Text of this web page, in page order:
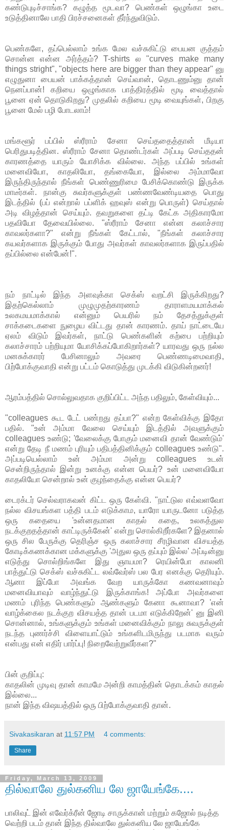
கண்டுபுடிச்சாங்க? கழுத்த மூடவா? பெண்கள் ஒழுங்கா உடை
உடுத்தினாலே பாதி பிரச்சனைகள் தீர்ந்துவிடும்.
பெண்களே, தப்பெல்லாம் உங்க மேல வச்சுகிட்டு பையன குத்தம்
சொன்ன என்ன அர்த்தம்? T-shirts ல "curves make many
things stright", "objects here are bigger than they appear" னு
எழுதுனா பையன் பாக்கத்தான் செய்வான், தொடணும்னு தான்
நெனப்பான்! கறியை ஒழுங்காக பாத்திரத்தில் மூடி வைத்தால்
பூனை ஏன் தொடுகிறது? முதலில் கறியை மூடி வையுங்கள், பிறகு
பூனை மேல் பழி போடலாம்!
மங்களூர் பப்பில் ஸ்ரீராம் சேனா செய்ததைத்தான் மீடியா
பெரிதுபடித்தின. ஸ்ரீராம் சேனா தொண்டர்கள் அப்படி செய்ததன்
காரணத்தை யாரும் யோசிக்க வில்லை. அந்த பப்பில் உங்கள்
மனைவியோ, காதலியோ, தங்கையோ, இல்லை அம்மாவோ
இருந்திருந்தால் நீங்கள் பெண்ணுரிமை பேசிக்கொண்டு இருக்க
மாடீர்கள். நான்கு சுவர்களுக்குள் பண்ணவேண்டியதை பொது
இடத்தில் (பப் என்றால் பப்ளிக் ஹவுஸ் என்று பொருள்) செய்தால்
அடி விழத்தான் செய்யும். தவறுகளை தட்டி கேட்க அதிகாரமோ
பதவியோ தேவையில்லை. "ஸ்ரீராம் சேனா என்ன கலாச்சார
காவலர்களா?" என்று நீங்கள் கேட்டால், "நீங்கள் கலாச்சார
கயவர்களாக இருக்கும் போது அவர்கள் காவலர்களாக இருப்பதில்
தப்பில்லை என்பேன்!".
நம் நாட்டில் இந்த அளவுக்கா செக்ஸ் வறட்சி இருக்கிறது?
இதற்கெல்லாம் முழுமுதற்காரணம் தாராளமயமாக்கல்
உலகமயமாக்கால் என்னும் பெயரில் நம் தேசத்துக்குள்
சாக்கடைகளை நுழைய விட்டது தான் காரணம். தாய் நாட்டையே
ஏலம் விடும் இவர்கள், நாட்டு பெண்களின் கற்பை பற்றியும்
கலாச்சாரம் பற்றியுமா யோசிக்கப்போகிறார்கள்? யாரவது ஒரு நல்ல
மனசுக்காரர் பேசினாலும் அவரை பெண்ணடிமைவாதி,
பிற்போக்குவாதி என்று பட்டம் கொடுத்து முடக்கி விடுகின்றனர்!
ஆரம்பத்தில் சொல்லுவதாக குறிப்பிட்ட அந்த பதிலும், கேள்வியும்...
"colleagues கூட டேட் பண்றது தப்பா?" என்ற கேள்விக்கு இதோ
பதில். "உன் அம்மா வேலை செய்யும் இடத்தில் அவளுக்கும்
colleagues உண்டு; 'வேலைக்கு போகும் மனைவி தான் வேண்டும்'
என்று தேடி நீ மணம் புரியும் பதிபத்தினிக்கும் colleagues உண்டு".
அப்படியெல்லாம் உன் அம்மா அன்று colleagues உடன்
சென்றிருந்தால் இன்று உனக்கு என்ன பெயர்? உன் மனைவியோ
காதலியோ சென்றால் உன் குழந்தைக்கு என்ன பெயர்?
டைரக்டர் செல்வராகவன் கிட்ட ஒரு கேள்வி. "நாட்டுல எவ்வளவோ
நல்ல விசயங்கள பத்தி படம் எடுக்காம, யாரோ யாருடனோ படுத்த
ஒரு கதையை 'உன்னதமான காதல் கதை, உலகத்துல
நடக்குறதத்தான் காட்டிருக்கேன்' என்று சொல்கிறீர்களே? இதனால்
ஒரு சில பேருக்கு தெரிஞ்ச ஒரு கலாச்சார சீரழிவான விசயத்த
கோடிக்கணக்கான மக்களுக்கு 'அதுல ஒரு தப்பும் இல்ல' அப்டின்னு
எடுத்து சொல்றிங்களே இது ஞாயமா? ரெயின்போ காலனி
பாத்துட்டு செக்ஸ் வச்சுகிட்ட லவ்வேர்ஸ் பல பேர எனக்கு தெரியும்.
ஆனா இப்போ அவங்க வேற யாருக்கோ கணவனாவும்
மனைவியாவும் வாழ்ந்துட்டு இருக்காங்க! அப்போ அவர்களை
மணம் புரிந்த பெண்களும் ஆண்களும் கேனா கூனாவா? 'என்
வாழ்க்கைல நடக்குற விசயத்த தான் படமா எடுக்கிறேன்' னு இனி
சொன்னால், உங்களுக்கும் உங்கள் மனைவிக்கும் நாலு சுவருக்குள்
நடந்த புணர்ச்சி விளையாட்டும் உங்களிடமிருந்து படமாக வரும்
என்பது என் எதிர் பார்ப்பு! நிறைவேற்றுவீர்கள?"
பின் குறிப்பு:
காதலின் முடிவு தான் காமமே அன்றி காமத்தின் தொடக்கம் காதல்
இல்லை...
நான் இந்த விஷயத்தில் ஒரு பிற்போக்குவாதி தான்.
Sivakasikaran at 11:57 PM 4 comments:
Share
Friday, March 13, 2009
தில்வாலே துல்கனிய லே ஜாயேங்கே....
பாலிவுட் இன் எவேர்க்ரீன் ஜோடி சாருக்கான் மற்றும் கஜோல் நடித்த
வெற்றி படம் தான் இந்த தில்வாலே துல்கனிய லே ஜாயேங்கே